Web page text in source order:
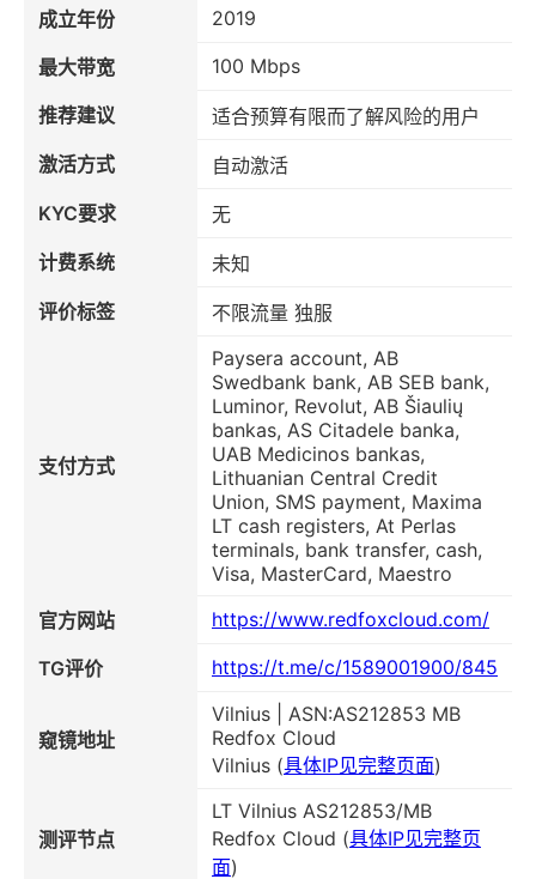
成立年份
2019
最大带宽 100 Mbps
推荐建议
适合预算有限而了解风险的用户
激活方式
自动激活
KYC要求
无
计费系统
未知
评价标签
不限流量 独服
支付方式
Paysera account, AB
Swedbank bank, AB SEB bank,
Luminor, Revolut, AB Šiaulių
bankas, AS Citadele banka,
UAB Medicinos bankas,
Lithuanian Central Credit
Union, SMS payment, Maxima
LT cash registers, At Perlas
terminals, bank transfer, cash,
Visa, MasterCard, Maestro
官方网站
https://www.redfoxcloud.com/
TG评价 https://t.me/c/1589001900/845
窥镜地址
Vilnius | ASN:AS212853 MB
Redfox Cloud
Vilnius (具体IP见完整页面)
测评节点
LT Vilnius AS212853/MB
Redfox Cloud (具体IP见完整页
面)